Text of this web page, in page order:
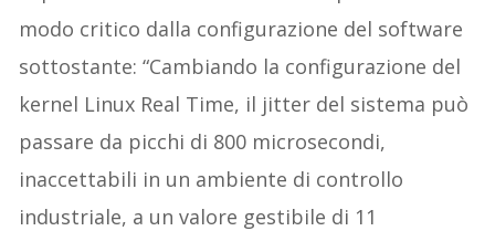
modo critico dalla configurazione del software
sottostante: “Cambiando la configurazione del
kernel Linux Real Time, il jitter del sistema può
passare da picchi di 800 microsecondi,
inaccettabili in un ambiente di controllo
industriale, a un valore gestibile di 11